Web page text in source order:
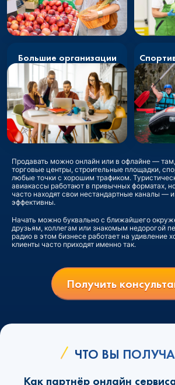
Большие организации
Продавать можно онлайн или в офлайне —
торговые центры, строительные площадки,
любые точки с хорошим трафиком.
авиакассы работают в привычных форматах,
часто находят свои нестандартные каналы —
эффективны.
Начать можно буквально с ближайшего
друзьям, коллегам или знакомым недорогой
радио в этом бизнесе работает на удивление
клиенты часто приходят именно так.
Получить
ЧТО ВЫ
Как партнёр онлайн